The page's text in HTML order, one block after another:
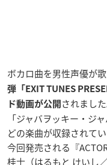
ボカロ曲を男性声優が
弾「EXIT TUNES
ド動画が公開 されました
「ジャバヲッキー・ジ
どの楽曲が収録されてい
今回発売される『
桂士（はるもと けいし／